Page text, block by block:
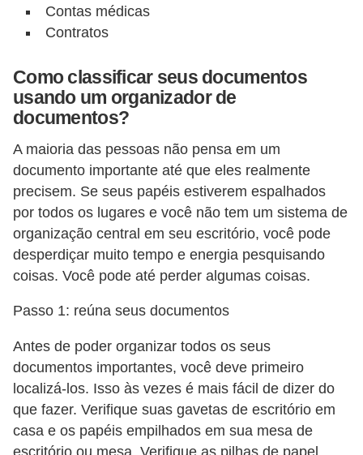
Contas médicas
Contratos
Como classificar seus documentos
usando um organizador de
documentos?
A maioria das pessoas não pensa em um
documento importante até que eles realmente
precisem. Se seus papéis estiverem espalhados
por todos os lugares e você não tem um sistema de
organização central em seu escritório, você pode
desperdiçar muito tempo e energia pesquisando
coisas. Você pode até perder algumas coisas.
Passo 1: reúna seus documentos
Antes de poder organizar todos os seus
documentos importantes, você deve primeiro
localizá-los. Isso às vezes é mais fácil de dizer do
que fazer. Verifique suas gavetas de escritório em
casa e os papéis empilhados em sua mesa de
escritório ou mesa. Verifique as pilhas de papel